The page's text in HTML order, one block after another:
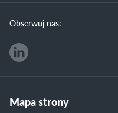
Obserwuj nas:
Mapa strony